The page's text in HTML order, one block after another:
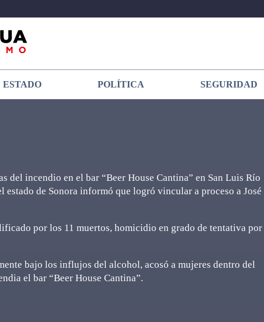
ESTADO POLÍTICA SEGURIDAD
del incendio en el bar “Beer House Cantina” en San Luis Río
de Sonora informó que logró vincular a proceso a José
por los 11 muertos, homicidio en grado de tentativa por
bajo los influjos del alcohol, acosó a mujeres dentro del
el bar “Beer House Cantina”.